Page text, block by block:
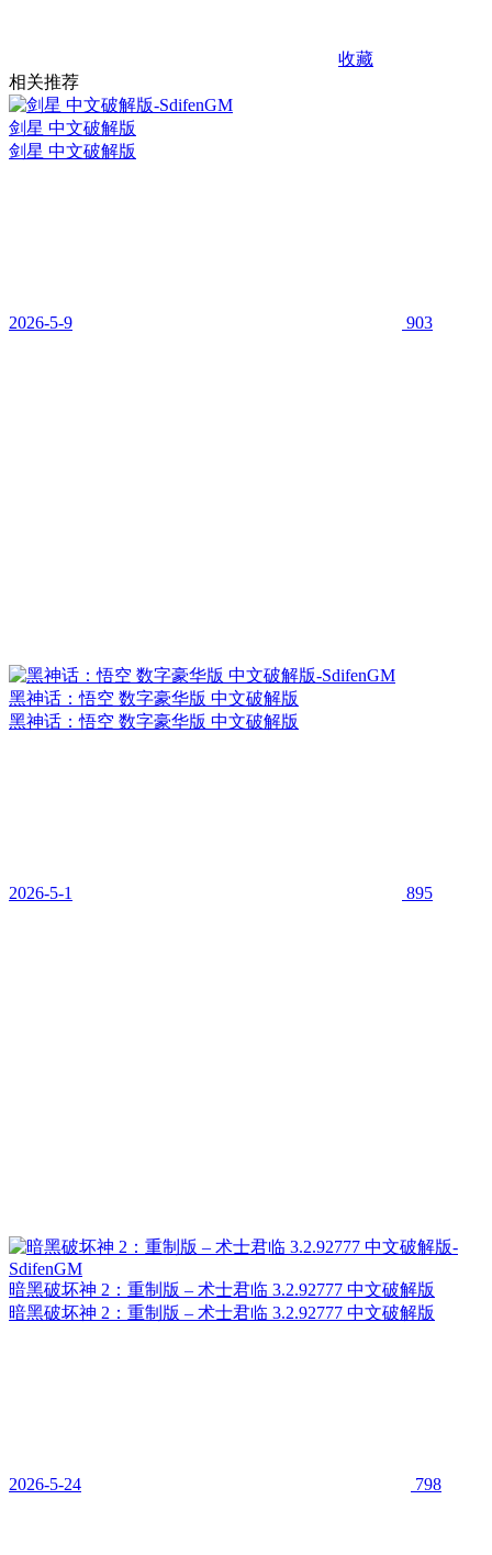
收藏
相关推荐
剑星 中文破解版
剑星 中文破解版
2026-5-9 903
黑神话：悟空 数字豪华版 中文破解版
黑神话：悟空 数字豪华版 中文破解版
2026-5-1 895
暗黑破坏神 2：重制版 – 术士君临 3.2.92777 中文破解版
暗黑破坏神 2：重制版 – 术士君临 3.2.92777 中文破解版
2026-5-24 798